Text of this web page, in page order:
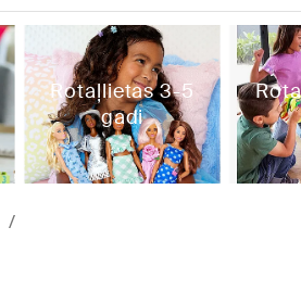
Rotaļlietas 3-5
gadi